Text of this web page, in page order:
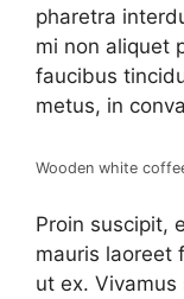
pharetra
mi non aliquet
faucibus
metus, in
Wooden white
Proin suscipit,
mauris laoreet
ut ex.